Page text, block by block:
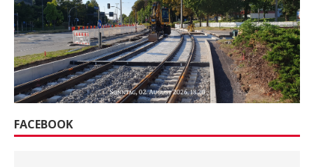
FACEBOOK